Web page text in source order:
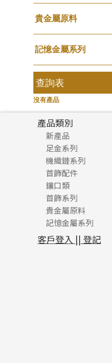
心心鏈系列
項鏈吊墜
生肖吊墜
管扣系列
星座吊墜
水泡扣
珠扣
車花片
動感車花片
鑲口戒指
鑲口手鏈系列
手镯系列
戒指系列
空心耳環
空心车花管首饰链
空心手鐲系列
牛仔鏈
貴金屬原料
千足金
記憶金屬系列
記憶戒指
拉簧珠珠手鏈
記憶鈦手鐲
查詢表
沒有產品
產品類別
新產品
足金系列
足金配件
機織鏈系列
珠仔鏈
镶口链
管狀網鏈
十字車花鏈系列
十字閃O鏈系列
十字錘打鏈系列
側身車花鏈系列
首飾配件
耳環類配件
卷迫系列
螺絲迫系列
梅花迫系列
平臺迫系列
綫拍系列
鏈類配件
動感車花吊墜
調節珠系列
生圈扣系列
龍蝦扣系列
其他類配件
珠盤系列
袖口鈕系列
焊片及鐳射綫
珠類配件
無孔光身珠
空心光身珠
鑲口類
四爪頭系列
六爪頭系列
車花片
動感車花片
鑲口戒指
首飾系列
手镯系列
戒指系列
空心耳環
空心车花管首饰链
貴金屬原料
千足金
記憶金屬系列
記憶戒指
拉簧珠珠手鏈
客戶登入 || 登記